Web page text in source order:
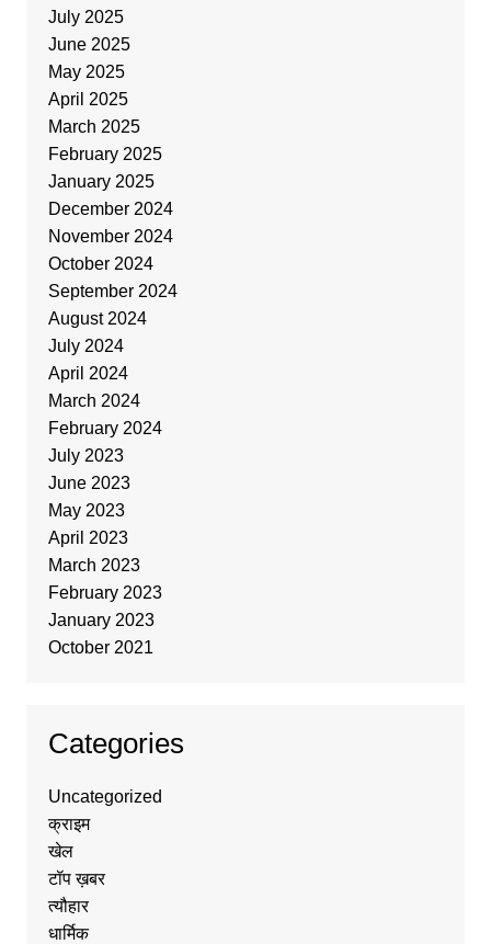
July 2025
June 2025
May 2025
April 2025
March 2025
February 2025
January 2025
December 2024
November 2024
October 2024
September 2024
August 2024
July 2024
April 2024
March 2024
February 2024
July 2023
June 2023
May 2023
April 2023
March 2023
February 2023
January 2023
October 2021
Categories
Uncategorized
क्राइम
खेल
टॉप ख़बर
त्यौहार
धार्मिक